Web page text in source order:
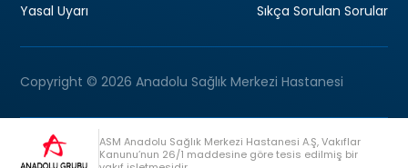
Yasal Uyarı Sıkça Sorulan Sorular
Copyright © 2026 Anadolu Sağlık Merkezi Hastanesi
ASM Anadolu Sağlık Merkezi Hastanesi A.Ş, Vakıflar
Kanunu’nun 26/1 maddesine göre tesis edilmiş bir